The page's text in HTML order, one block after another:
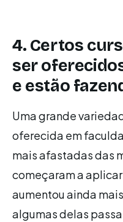
4. Certos
ser
e estão
Uma grande
oferecida em
mais afastadas das
começaram a aplicar
aumentou ainda
algumas delas